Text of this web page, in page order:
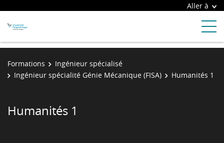
Aller à
Formations
Ingénieur spécialisé
Ingénieur spécialité Génie Mécanique (FISA)
Humanités 1
Humanités 1